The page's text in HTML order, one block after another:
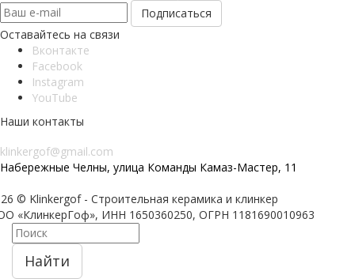
Оставайтесь на связи
Вконтакте
Facebook
Instagram
YouTube
Наши контакты
klinkergof@gmail.com
Набережные Челны, улица Команды Камаз-Мастер, 11
© Klinkergof - Строительная керамика и клинкер
«КлинкерГоф», ИНН 1650360250, ОГРН 1181690010963
Найти